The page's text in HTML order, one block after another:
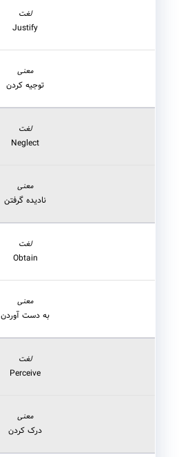
Justify
توجیه کردن
Neglect
نادیده گرفتن
Obtain
به دست آوردن
Perceive
درک کردن